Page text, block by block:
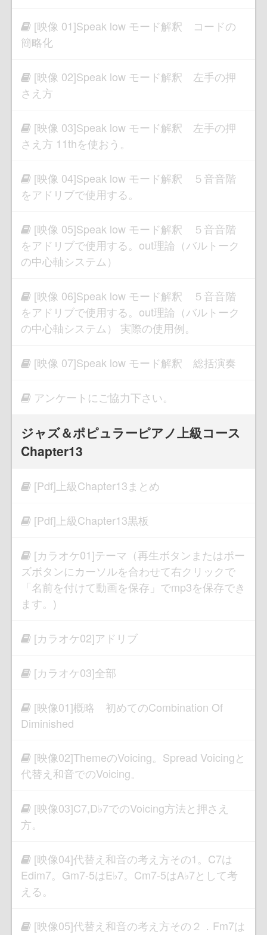
[映像 01]Speak low モード解釈 コードの
簡略化
[映像 02]Speak low モード解釈 左手の押
さえ方
[映像 03]Speak low モード解釈 左手の押
さえ方 11thを使おう。
[映像 04]Speak low モード解釈 ５音音階
をアドリブで使用する。
[映像 05]Speak low モード解釈 ５音音階
をアドリブで使用する。out理論（バルトーク
の中心軸システム）
[映像 06]Speak low モード解釈 ５音音階
をアドリブで使用する。out理論（バルトーク
の中心軸システム） 実際の使用例。
[映像 07]Speak low モード解釈 総括演奏
アンケートにご協力下さい。
ジャズ＆ポピュラーピアノ上級コース
Chapter13
[Pdf]上級Chapter13まとめ
[Pdf]上級Chapter13黒板
[カラオケ01]テーマ（再生ボタンまたはポー
ズボタンにカーソルを合わせて右クリックで
「名前を付けて動画を保存」でmp3を保存でき
ます。)
[カラオケ02]アドリブ
[カラオケ03]全部
[映像01]概略 初めてのCombination Of
Diminished
[映像02]ThemeのVoicing。Spread Voicingと
代替え和音でのVoicing。
[映像03]C7,D♭7でのVoicing方法と押さえ
方。
[映像04]代替え和音の考え方その1。C7は
Edim7。Gm7-5はE♭7。Cm7-5はA♭7として考
える。
[映像05]代替え和音の考え方その２．Fm7は